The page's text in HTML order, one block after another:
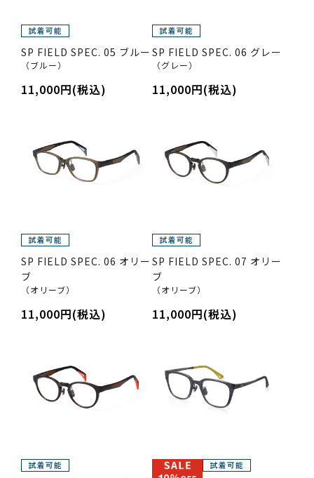
SP FIELD SPEC. 05 ブルー
（ブルー）
11,000円(税込)
SP FIELD SPEC. 06 グレー
（グレー）
11,000円(税込)
SP FIELD SPEC. 06 オリー
ブ
（オリーブ）
11,000円(税込)
SP FIELD SPEC. 07 オリー
ブ
（オリーブ）
11,000円(税込)